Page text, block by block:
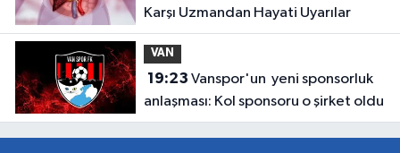
Karşı Uzmandan Hayati Uyarılar
VAN
19:23
anlaşması: Kol sponsoru o şirket oldu